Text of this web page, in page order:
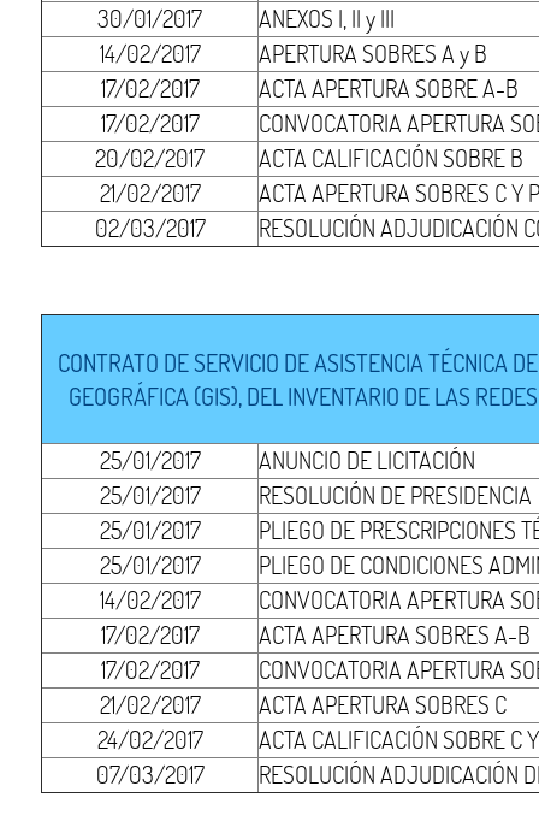
30/01/2017
ANEXOS I, II y III
14/02/2017
APERTURA SOBRES A y B
17/02/2017
ACTA APERTURA SOBRE A-B
17/02/2017
CONVOCATORIA APERTURA
20/02/2017
ACTA CALIFICACIÓN SOBRE B
21/02/2017
ACTA APERTURA SOBRES C Y
02/03/2017
RESOLUCIÓN ADJUDICACIÓN
CONTRATO DE SERVICIO DE ASISTENCIA TÉCNICA
GEOGRÁFICA (GIS), DEL INVENTARIO DE LAS
25/01/2017
ANUNCIO DE LICITACIÓN
25/01/2017
RESOLUCIÓN DE PRESIDENCIA
25/01/2017
PLIEGO DE PRESCRIPCIONES
25/01/2017
PLIEGO DE CONDICIONES
14/02/2017
CONVOCATORIA APERTURA
17/02/2017
ACTA APERTURA SOBRES A-B
17/02/2017
CONVOCATORIA APERTURA
21/02/2017
ACTA APERTURA SOBRES C
24/02/2017
ACTA CALIFICACIÓN SOBRE C
07/03/2017
RESOLUCIÓN ADJUDICACIÓN